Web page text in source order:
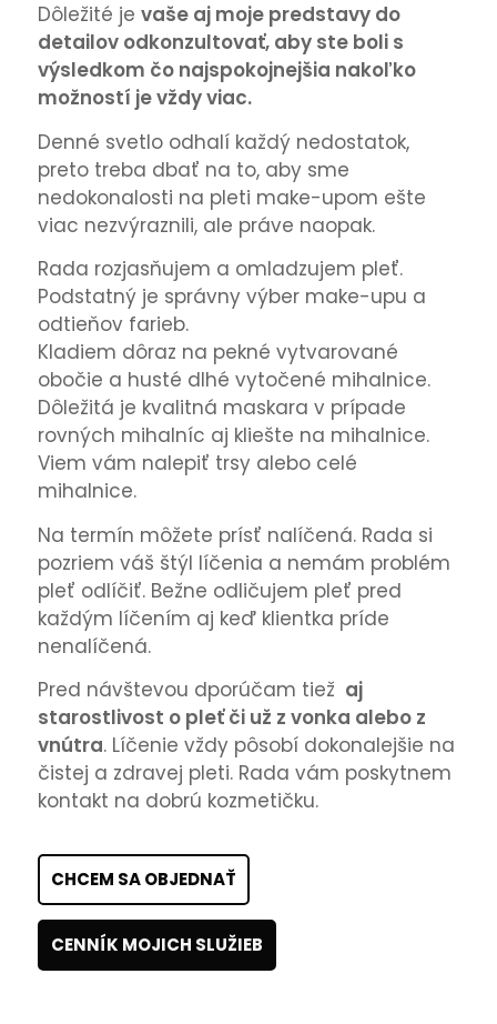
Dôležité je vaše aj moje predstavy do
detailov odkonzultovať, aby ste boli s
výsledkom čo najspokojnejšia nakoľko
možností je vždy viac.
Denné svetlo odhalí každý nedostatok,
preto treba dbať na to, aby sme
nedokonalosti na pleti make-upom ešte
viac nezvýraznili, ale práve naopak.
Rada rozjasňujem a omladzujem pleť.
Podstatný je správny výber make-upu a
odtieňov farieb.
Kladiem dôraz na pekné vytvarované
obočie a husté dlhé vytočené mihalnice.
Dôležitá je kvalitná maskara v prípade
rovných mihalníc aj kliešte na mihalnice.
Viem vám nalepiť trsy alebo celé
mihalnice.
Na termín môžete prísť nalíčená. Rada si
pozriem váš štýl líčenia a nemám problém
pleť odlíčiť. Bežne odličujem pleť pred
každým líčením aj keď klientka príde
nenalíčená.
Pred návštevou dporúčam tiež aj
starostlivost o pleť či už z vonka alebo z
vnútra. Líčenie vždy pôsobí dokonalejšie na
čistej a zdravej pleti. Rada vám poskytnem
kontakt na dobrú kozmetičku.
CHCEM SA OBJEDNAŤ
CENNÍK MOJICH SLUŽIEB